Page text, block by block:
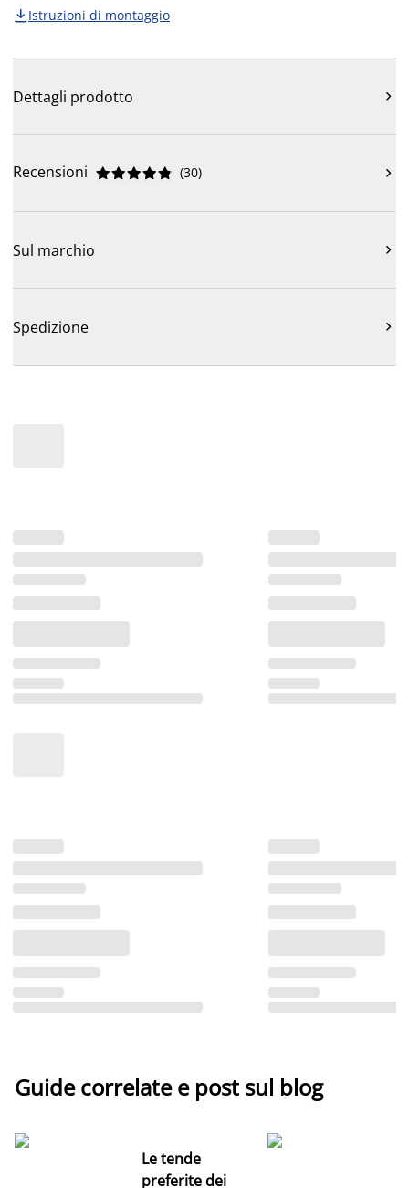
 Istruzioni di montaggio
Dettagli prodotto 
Recensioni 




 (30) 
Sul marchio 
Spedizione 
Guide correlate e post sul blog
Le tende
preferite dei